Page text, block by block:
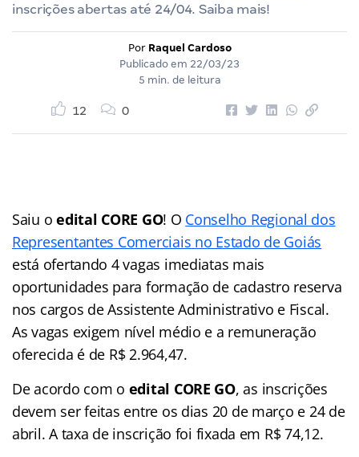
inscrições abertas até 24/04. Saiba mais!
Por Raquel Cardoso
Publicado em 22/03/23
5 min. de leitura
12 0
Saiu oedital CORE GO! O Conselho Regional dos
Representantes Comerciais no Estado de Goiás
está ofertando 4 vagas imediatas mais
oportunidades para formação de cadastro reserva
nos cargos de Assistente Administrativo e Fiscal.
As vagas exigem nível médio e a remuneração
oferecida é de R$ 2.964,47.
De acordo com o edital CORE GO, as inscrições
devem ser feitas entre os dias 20 de março e 24 de
abril. A taxa de inscrição foi fixada em R$ 74,12.